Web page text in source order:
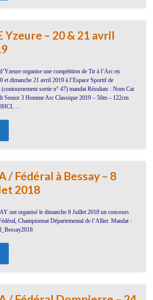
Yzeure – 20 & 21 avril
organise une compétition de Tir à l’Arc en
et dimanche 21 avril 2019 à l’Espace Sportif de
sortie n° 47) mandat Résultats : Nom Cat
Senior 3 Homme Arc Classique 2019 – 50m – 122cm
…
/ Fédéral à Bessay – 8
2018
ont organisé le dimanche 8 Juillet 2018 un concours
Championnat Départemental de l’Allier. Mandat :